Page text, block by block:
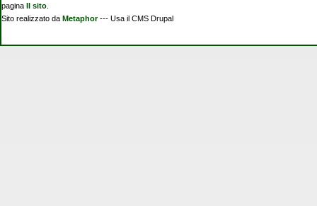
pagina Il sito
Sito realizzato da Metaphor--- Usa il CMS Drupal